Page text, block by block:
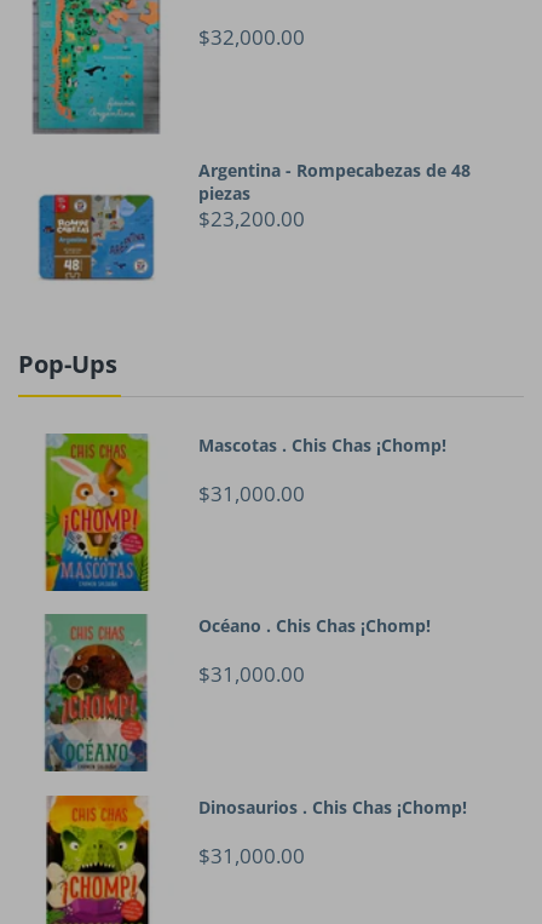
$32,000.00
Argentina - Rompecabezas de 48
piezas
$23,200.00
Pop-Ups
Mascotas . Chis Chas ¡Chomp!
$31,000.00
Océano . Chis Chas ¡Chomp!
$31,000.00
Dinosaurios . Chis Chas ¡Chomp!
$31,000.00